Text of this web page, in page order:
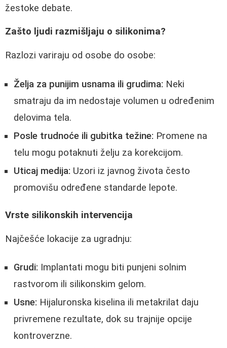
žestoke debate.
Zašto ljudi razmišljaju o silikonima?
Razlozi variraju od osobe do osobe:
Želja za punijim usnama ili grudima: Neki
smatraju da im nedostaje volumen u određenim
delovima tela.
Posle trudnoće ili gubitka težine: Promene na
telu mogu potaknuti želju za korekcijom.
Uticaj medija: Uzori iz javnog života često
promovišu određene standarde lepote.
Vrste silikonskih intervencija
Najčešće lokacije za ugradnju:
Grudi: Implantati mogu biti punjeni solnim
rastvorom ili silikonskim gelom.
Usne: Hijaluronska kiselina ili metakrilat daju
privremene rezultate, dok su trajnije opcije
kontroverzne.